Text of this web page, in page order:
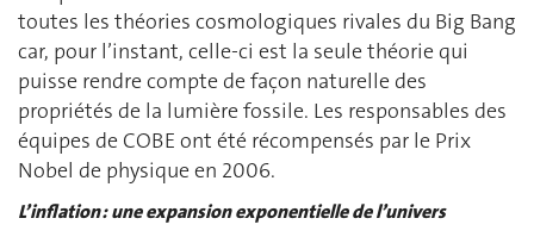
toutes les théories cosmologiques rivales du Big Bang
car, pour l’instant, celle-ci est la seule théorie qui
puisse rendre compte de façon naturelle des
propriétés de la lumière fossile. Les responsables des
équipes de COBE ont été récompensés par le Prix
Nobel de physique en 2006.
L’inflation : une expansion exponentielle de l’univers